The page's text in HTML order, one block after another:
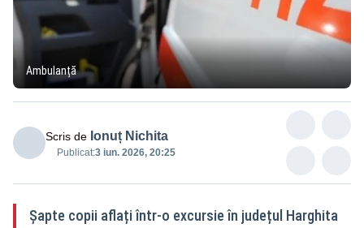
Ambulanță
Scris de Ionuț Nichita
Publicat:3 iun. 2026, 20:25
Șapte copii aflați într-o excursie în județul Harghita